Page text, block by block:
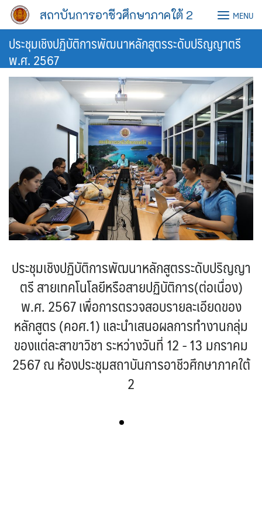
Skip
content
สถาบันการอาชีวศึกษาภาคใต้ 2 MENU
ประชุมเชิงปฏิบัติการพัฒนาหลักสูตรระดับปริญญาตรี
พ.ศ. 2567
ประชุมเชิงปฏิบัติการพัฒนาหลักสูตรระดับปริญญา
ตรี สายเทคโนโลยีหรือสายปฏิบัติการ(ต่อเนื่อง)
พ.ศ. 2567 เพื่อการตรวจสอบรายละเอียดของ
หลักสูตร (คอศ.1) และนำเสนอผลการทำงานกลุ่ม
ของแต่ละสาขาวิชา ระหว่างวันที่ 12 - 13 มกราคม
2567 ณ ห้องประชุมสถาบันการอาชีวศึกษาภาคใต้
2